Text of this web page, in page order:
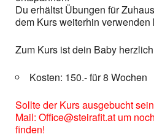
Du erhältst Übungen für
dem Kurs weiterhin verwenden
Zum Kurs ist dein Baby
Kosten: 150.- für 8 Wochen
Sollte der Kurs ausgebucht
Mail: Office@steirafit.at um
finden!